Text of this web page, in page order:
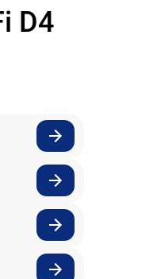
D4